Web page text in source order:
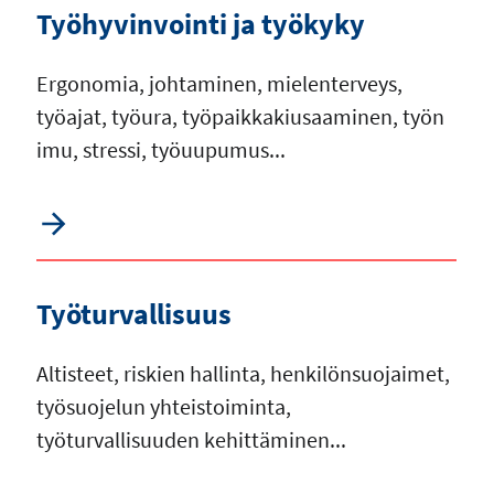
Työhyvinvointi ja työkyky
Ergonomia, johtaminen, mielenterveys,
työajat, työura, työpaikkakiusaaminen, työn
imu, stressi, työuupumus...
Työturvallisuus
Altisteet, riskien hallinta, henkilönsuojaimet,
työsuojelun yhteistoiminta,
työturvallisuuden kehittäminen...